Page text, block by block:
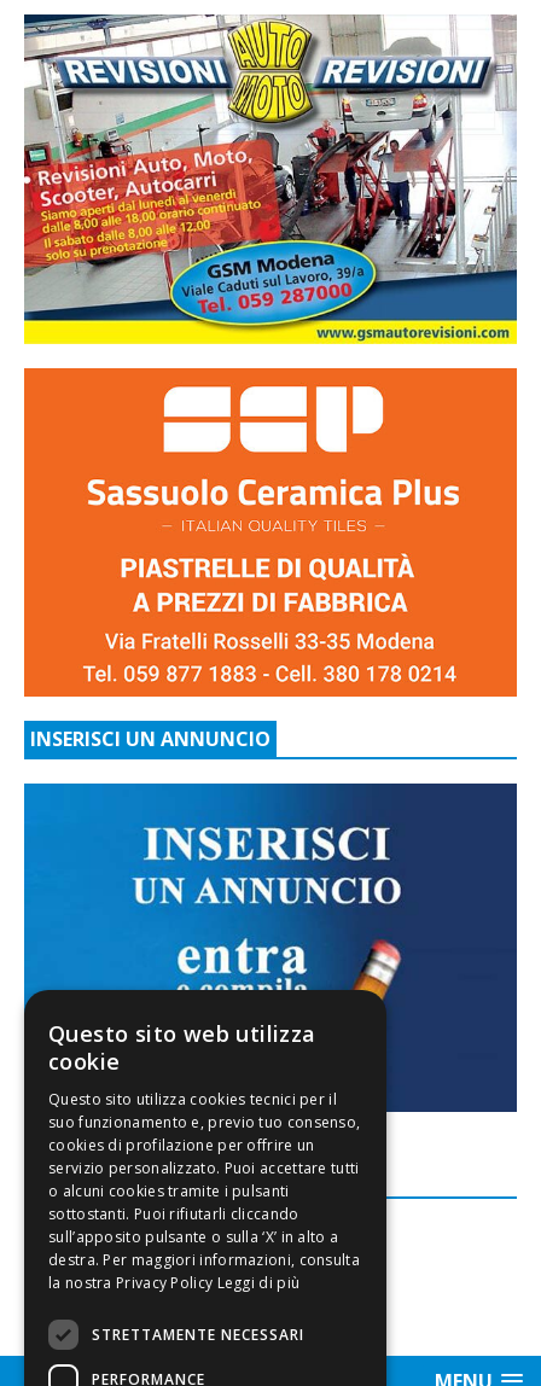
INSERISCI UN ANNUNCIO
FACEBOOK
Questo sito web utilizza
cookie
Leggi di più
STRETTAMENTE NECESSARI
PERFORMANCE